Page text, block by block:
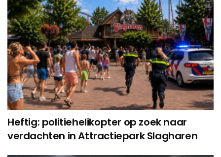
Heftig: politiehelikopter op zoek naar
verdachten in Attractiepark Slagharen